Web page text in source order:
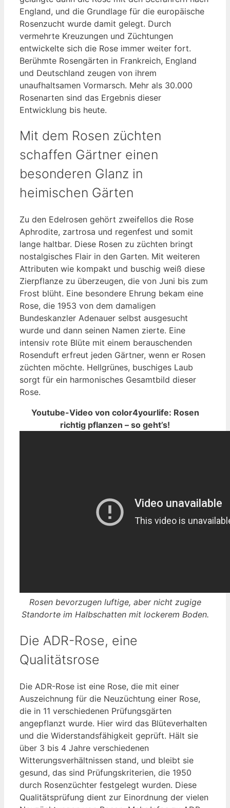
England, und die Grundlage für die europäische
Rosenzucht wurde damit gelegt. Durch
vermehrte Kreuzungen und Züchtungen
entwickelte sich die Rose immer weiter fort.
Berühmte Rosengärten in Frankreich, England
und Deutschland zeugen von ihrem
unaufhaltsamen Vormarsch. Mehr als 30.000
Rosenarten sind das Ergebnis dieser
Entwicklung bis heute.
Mit dem Rosen züchten
schaffen Gärtner einen
besonderen Glanz in
heimischen Gärten
Zu den Edelrosen gehört zweifellos die Rose
Aphrodite, zartrosa und regenfest und somit
lange haltbar. Diese Rosen zu züchten bringt
nostalgisches Flair in den Garten. Mit weiteren
Attributen wie kompakt und buschig weiß diese
Zierpflanze zu überzeugen, die von Juni bis zum
Frost blüht. Eine besondere Ehrung bekam eine
Rose, die 1953 von dem damaligen
Bundeskanzler Adenauer selbst ausgesucht
wurde und dann seinen Namen zierte. Eine
intensiv rote Blüte mit einem berauschenden
Rosenduft erfreut jeden Gärtner, wenn er Rosen
züchten möchte. Hellgrünes, buschiges Laub
sorgt für ein harmonisches Gesamtbild dieser
Rose.
Youtube-Video von color4yourlife: Rosen
richtig pflanzen – so geht’s!
Rosen bevorzugen luftige, aber nicht zugige
Standorte im Halbschatten mit lockerem Boden.
Die ADR-Rose, eine
Qualitätsrose
Die ADR-Rose ist eine Rose, die mit einer
Auszeichnung für die Neuzüchtung einer Rose,
die in 11 verschiedenen Prüfungsgärten
angepflanzt wurde. Hier wird das Blüteverhalten
und die Widerstandsfähigkeit geprüft. Hält sie
über 3 bis 4 Jahre verschiedenen
Witterungsverhältnissen stand, und bleibt sie
gesund, das sind Prüfungskriterien, die 1950
durch Rosenzüchter festgelegt wurden. Diese
Qualitätsprüfung dient zur Einordnung der vielen